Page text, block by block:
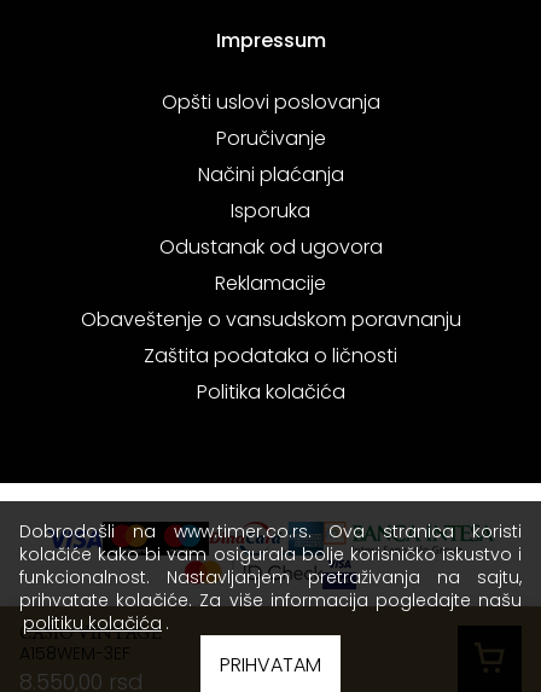
CASIO VINTAGE
A158WEM-3EF
8.550,00 rsd
Impressum
Opšti uslovi poslovanja
Poručivanje
Načini plaćanja
Isporuka
Odustanak od ugovora
Reklamacije
Obaveštenje o vansudskom poravnanju
Zaštita podataka o ličnosti
Politika kolačića
Copyright © 2026 Timer - Sva prava zadržana.
Dobrodošli na www.timer.co.rs. Ova stranica koristi
kolačiće kako bi vam osigurala bolje korisničko iskustvo i
funkcionalnost. Nastavljanjem pretraživanja na sajtu,
prihvatate kolačiće. Za više informacija pogledajte našu
politiku kolačića .
PRIHVATAM